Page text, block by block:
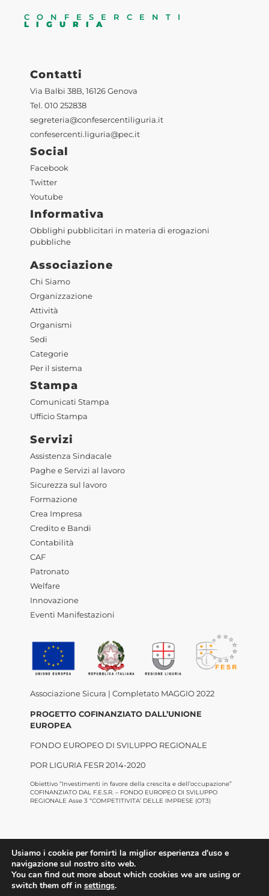
CONFESERCENTI
LIGURIA
Contatti
Via Balbi 38B, 16126 Genova
Tel. 010 252838
segreteria@confesercentiliguria.it
confesercenti.liguria@pec.it
Social
Facebook
Twitter
Youtube
Informativa
Obblighi pubblicitari in materia di erogazioni
pubbliche
Associazione
Chi Siamo
Organizzazione
Attività
Organismi
Sedi
Categorie
Per il sistema
Stampa
Comunicati Stampa
Ufficio Stampa
Servizi
Assistenza Sindacale
Paghe e Servizi al lavoro
Sicurezza sul lavoro
Formazione
Crea Impresa
Credito e Bandi
Contabilità
CAF
Patronato
Welfare
Innovazione
Eventi Manifestazioni
Associazione Sicura | Completato MAGGIO 2022
PROGETTO COFINANZIATO DALL’UNIONE
EUROPEA
FONDO EUROPEO DI SVILUPPO REGIONALE
POR LIGURIA FESR 2014-2020
Obiettivo “Investimenti in favore della crescita e dell’occupazione”
COFINANZIATO DAL F.E.S.R. – FONDO EUROPEO DI SVILUPPO
REGIONALE Asse 3 “COMPETITIVITA’ DELLE IMPRESE (OT3)
©2022 Confesercenti Liguria |
Usiamo i cookie per fornirti la miglior esperienza d'uso e
navigazione sul nostro sito web.
You can find out more about which cookies we are using or
switch them off in settings.